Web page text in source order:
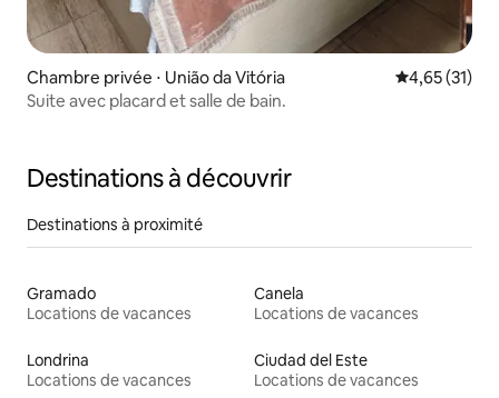
Chambre privée ⋅ União da Vitória Évaluation
4,65 (31)
Suite avec placard et salle de bain.
Destinations à découvrir
Destinations à proximité
Gramado
Locations de vacances
Canela
Locations de vacances
Londrina
Locations de vacances
Ciudad del Este
Locations de vacances